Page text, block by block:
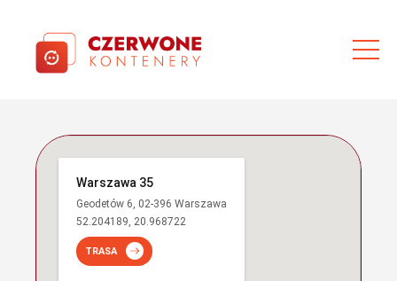
Warszawa 35
Geodetów 6, 02-396 Warszawa
52.204189, 20.968722
TRASA